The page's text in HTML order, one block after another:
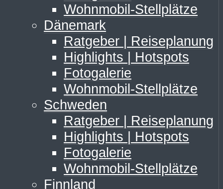
Wohnmobil-Stellplätze
Dänemark
Ratgeber | Reiseplanung
Highlights | Hotspots
Fotogalerie
Wohnmobil-Stellplätze
Schweden
Ratgeber | Reiseplanung
Highlights | Hotspots
Fotogalerie
Wohnmobil-Stellplätze
Finnland